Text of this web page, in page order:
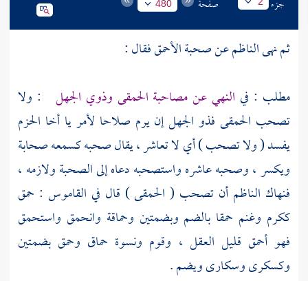
جزء صفحة 480
ثم نهى الناظم عن صحبة الأحمق فقال :
مطلب : في النهي عن مصاحبة الحمقى وذوي الجهل : ولا
تصحب الحمقى فذو الجهل إن يرم صلاحا لأمر يا أخا الحزم
يفسد ( ولا تصحب ) أي لا تعاشر ، يقال صحبه كسمعه صحابة
ويكسر ، وصحبه عاشره واستصحبه دعاه إلى الصحبة ولازمه ،
فنهاك الناظم أن تصحب ( الحمقى ) قال في القاموس : حمق
ككرم وغنم حمقا بالضم وبضمتين وحماقة وانحمق واستحمق
فهو أحمق قليل العقل ، وقوم ونسوة حماق وحمق بضمتين
وكسكرى وسكارى ويضم .